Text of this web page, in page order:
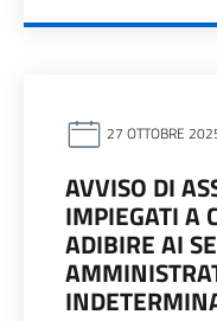
27 OTTOBRE
AVVISO DI
IMPIEGATI A
ADIBIRE AI